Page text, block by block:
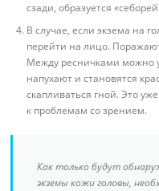
сзади, образуется
В случае, если экзема на
перейти на лицо.
Между ресничками можно
напухают и становятся
скапливаться гной. Это
к проблемам со зрением.
Как только будут
экземы кожи головы,